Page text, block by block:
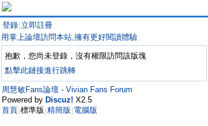
登錄 立即註冊
用掌上論壇訪問本站,擁有更好閱讀體驗
抱歉，您尚未登錄，沒有權限訪問該版塊
點擊此鏈接進行跳轉
周慧敏Fans論壇 - Vivian Fans Forum
Powered by Discuz! X2.5
首頁 標準版 精簡版 電腦版